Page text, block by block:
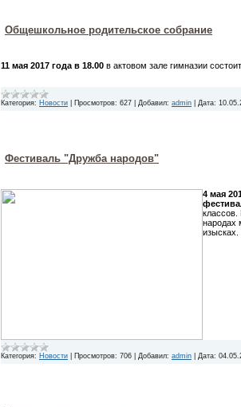
Общешкольное родительское собрание
11 мая 2017 года в 18.00 в актовом зале гимназии
Категория: Новости Просмотров: 627 Добавил: admin Дата:
Фестиваль "Дружба народов"
4 мая
классов.
народах
изысках.
Категория: Новости Просмотров: 706 Добавил: admin Дата: